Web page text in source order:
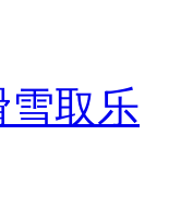
雪取乐